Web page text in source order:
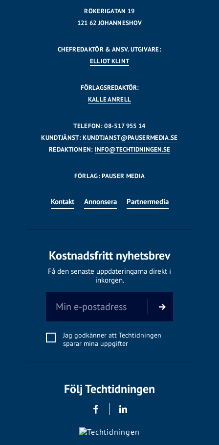
RÖKERIGATAN 19
121 62 JOHANNESHOV
CHEFREDAKTÖR & ANSV. UTGIVARE:
ELLIOT KLINT
FÖRLAGSREDAKTÖR:
KALLE ANRELL
TELEFON: 08-517 955 14
KUNDTJÄNST:KUNDTJANST@PAUSERMEDIA.SE
REDAKTIONEN: INFO@TECHTIDNINGEN.SE
FÖRLAG: PAUSER MEDIA
Kontakt Annonsera Partnermedia
Kostnadsfritt nyhetsbrev
Få den senaste uppdateringarna direkt i
inkorgen.
Jag godkänner att Techtidningen
sparar mina uppgifter
Följ Techtidningen